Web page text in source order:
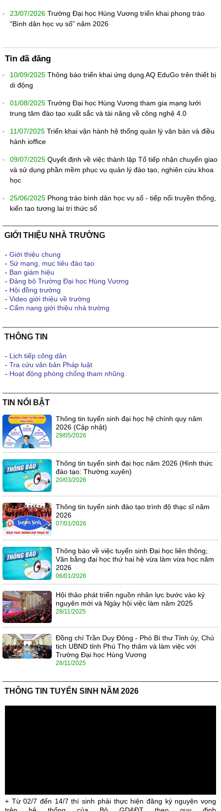
23/07/2026 Trường Đại học Hùng Vương triển khai phong trào
“Bình dân học vụ số” năm 2026
Tin đã đăng
10/09/2025 Thông báo triển khai ứng dụng AQ EduGo trên thiết bị
di động
01/08/2025 Trường Đại học Hùng Vương tham gia mạng lưới
trung tâm đào tạo xuất sắc và tài năng về công nghệ 4.0
11/07/2025 Triển khai vận hành hệ thống quản lý văn bản và điều
hành ioffice
09/07/2025 Quyết định về việc thành lập Tổ tiếp nhận chuyển giao
và sử dụng phần mềm phục vụ quản lý đào tạo, nghiên cứu khoa
học
25/06/2025 Phong trào bình dân học vụ số - tiếp nối truyền thống,
kiến tạo tương lai tri thức số
GIỚI THIỆU NHÀ TRƯỜNG
- Giới thiệu chung
- Sứ mạng, mục tiêu đào tạo
- Ban giám hiệu
- Đảng bộ Trường Đại học Hùng Vương
- Hội đồng trường
- Video giới thiệu về trường
- Cẩm nang giới thiệu nhà trường
THÔNG TIN
- Lịch tiếp công dân
- Tra cứu văn bản Pháp luật
- Hoạt động phòng chống tham nhũng.
TIN NỔI BẬT
Thông tin tuyển sinh đại học hệ chính quy năm
2026 (Cập nhật)
29/05/2026
Thông tin tuyển sinh đại học năm 2026 (Hình thức
đào tạo: Thường xuyên)
20/03/2026
Thông tin tuyển sinh đào tạo trình độ thạc sĩ năm
2026
07/01/2026
Thông báo về việc tuyển sinh Đại học liên thông;
Văn bằng đại học thứ hai hệ vừa làm vừa học năm
2026
06/01/2026
Hội thảo phát triển nguồn nhân lực bước vào kỷ
nguyên mới và Ngày hội việc làm năm 2025
28/11/2025
Đồng chí Trần Duy Đông - Phó Bí thư Tỉnh ủy, Chủ
tịch UBND tỉnh Phú Thọ thăm và làm việc với
Trường Đại học Hùng Vương
28/11/2025
THÔNG TIN TUYỂN SINH NĂM 2026
+ Từ 02/7 đến 14/7 thí sinh phải thực hiện đăng ký nguyện vọng